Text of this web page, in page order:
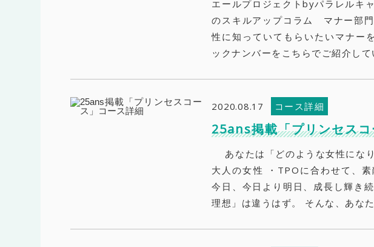
エールプロジェクトbyパラレルキ
のスキルアップコラム マナー部
性に知っていてもらいたいマナー
ックナンバーをこちらでご紹介し
2020.08.17 コース詳細
25ans掲載「プリンセス
あなたは「どのような女性にな
大人の女性 ・TPOに合わせて、
今日、今日より明日、成長し輝き
理想」は違うはず。 そんな、あな